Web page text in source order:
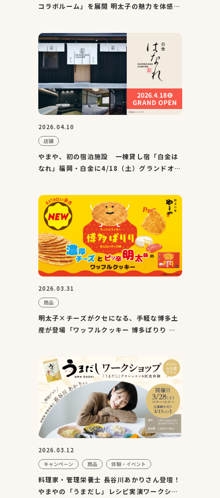
コラボルーム」を展開 明太子の魅力を体感で
2026.04.10
店舗
やまや、初の宿泊施設 一棟貸し宿「白金は
なれ」福岡・白金に4/18（土）グランドオー
2026.03.31
商品
明太子×チーズがクセになる、手軽な博多土
産が登場「ワッフルクッキー 博多ぱりり め
2026.03.12
キャンペーン 商品 体験・イベント
料理家・管理栄養士 長谷川あかりさん登壇！
やまやの「うまだし」レシピ実演ワークショ